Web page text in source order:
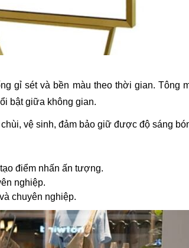
gỉ sét và bền màu theo thời gian. Tông
bật giữa không gian.
chùi, vệ sinh, đảm bảo giữ được độ sáng
điểm nhấn ấn tượng.
nghiệp.
chuyên nghiệp.